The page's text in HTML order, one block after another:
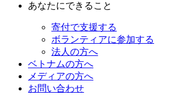
あなたにできること
寄付で支援する
ボランティアに参加する
法人の方へ
ベトナムの方へ
メディアの方へ
お問い合わせ